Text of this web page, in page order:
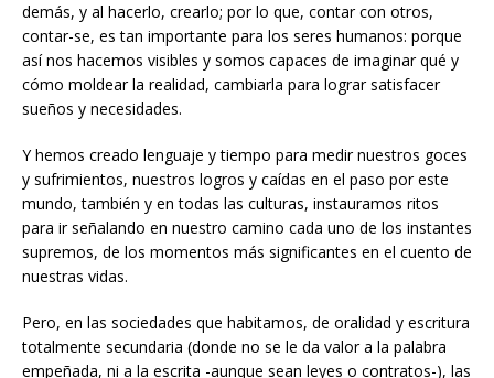
demás, y al hacerlo, crearlo; por lo que, contar con otros,
contar-se, es tan importante para los seres humanos: porque
así nos hacemos visibles y somos capaces de imaginar qué y
cómo moldear la realidad, cambiarla para lograr satisfacer
sueños y necesidades.
Y hemos creado lenguaje y tiempo para medir nuestros goces
y sufrimientos, nuestros logros y caídas en el paso por este
mundo, también y en todas las culturas, instauramos ritos
para ir señalando en nuestro camino cada uno de los instantes
supremos, de los momentos más significantes en el cuento de
nuestras vidas.
Pero, en las sociedades que habitamos, de oralidad y escritura
totalmente secundaria (donde no se le da valor a la palabra
empeñada, ni a la escrita -aunque sean leyes o contratos-), las